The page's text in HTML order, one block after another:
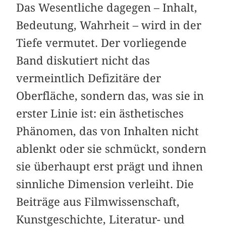
Das Wesentliche dagegen – Inhalt,
Bedeutung, Wahrheit – wird in der
Tiefe vermutet. Der vorliegende
Band diskutiert nicht das
vermeintlich Defizitäre der
Oberfläche, sondern das, was sie in
erster Linie ist: ein ästhetisches
Phänomen, das von Inhalten nicht
ablenkt oder sie schmückt, sondern
sie überhaupt erst prägt und ihnen
sinnliche Dimension verleiht. Die
Beiträge aus Filmwissenschaft,
Kunstgeschichte, Literatur- und